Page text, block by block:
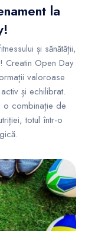
la
și sănătății,
Creatin Open Day
valoroase
și echilibrat.
o combinație de
totul într-o